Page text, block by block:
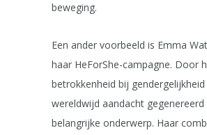
beweging.
Een ander voorbeeld is Emma
haar HeForShe-campagne. Door
betrokkenheid bij
wereldwijd aandacht
belangrijke onderwerp. Haar